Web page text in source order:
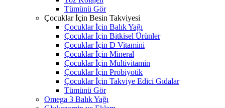
Tümünü Gör
Çocuklar İçin Besin Takviyesi
Çocuklar İçin Balık Yağı
Çocuklar İçin Bitkisel Ürünler
Çocuklar İçin D Vitamini
Çocuklar İçin Mineral
Çocuklar İçin Multivitamin
Çocuklar İçin Probiyotik
Çocuklar İçin Takviye Edici Gıdalar
Tümünü Gör
Omega 3 Balık Yağı